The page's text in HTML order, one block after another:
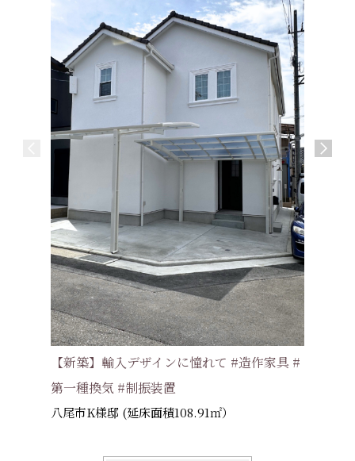
【新築】輸入デザインに憧れて #造作家具 #
第一種換気 #制振装置
八尾市K様邸 (延床面積108.91㎡）